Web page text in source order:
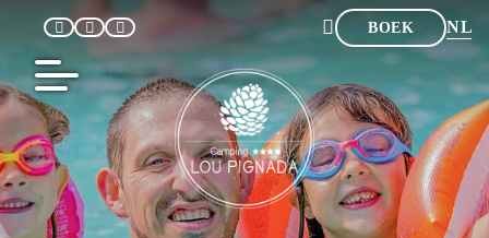
BOEK
EN
NL
DE
ES